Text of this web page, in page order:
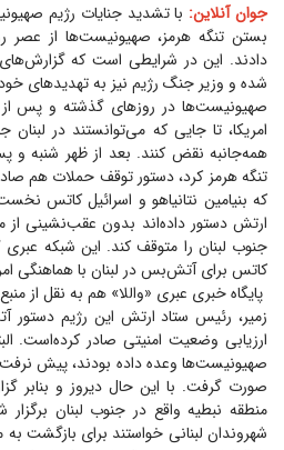
جوان آنلاین: با تشدید جنایات رژیم
بستن تنگه هرمز، صهیونیست‌ها از عصر
دادند. این در شرایطی است که
شده و وزیر جنگ رژیم نیز به تهدید‌های
صهیونیست‌ها در روز‌های گذشته و پس از
امریکا، تا جایی که می‌توانستند در لبنان
همه‌جانبه نقض کنند. بعد از ظهر شنبه و
که بنیامین نتانیاهو و اسرائیل کاتس
ارتش دستور داده‌اند بدون عقب‌نشینی از
جنوب لبنان را متوقف کند. این شبکه عبری
کاتس برای آتش‌بس در لبنان با هماهنگی
پایگاه خبری عبری «واللا» هم به نقل از
زمیر، رئیس ستاد ارتش این رژیم
ارزیابی وضعیت امنیتی صادر کرده‌است.
صهیونیست‌ها وعده داده بودند، پیش
صورت گرفت. با این حال دیروز و بنابر
منطقه نبطیه واقع در جنوب لبنان برگزار
شهروندان لبنانی خواستند برای بازگشت